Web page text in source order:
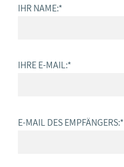
IHR NAME:*
IHRE E-MAIL:*
E-MAIL DES EMPFÄNGERS:*